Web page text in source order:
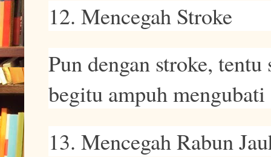
12. Mencegah Stroke
Pun dengan stroke,
begitu ampuh mengubati
13. Mencegah Rabun